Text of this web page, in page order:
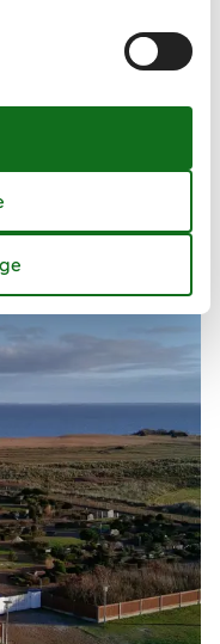
der ligger tættest på
om natur og dyreliv
Slotspark hvor ”Den